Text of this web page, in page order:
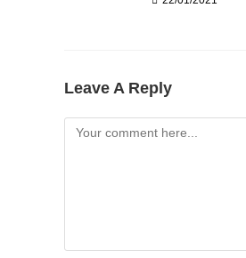
Leave A Reply
Comment